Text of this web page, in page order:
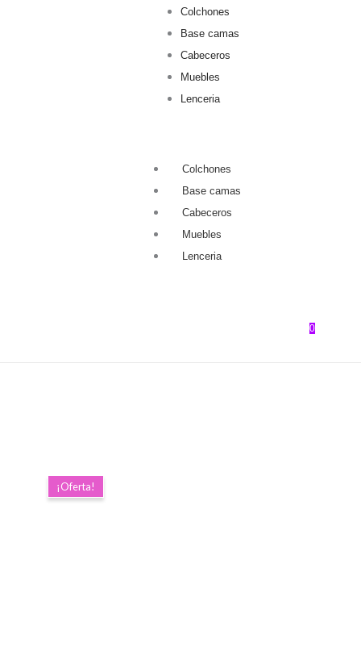
Colchones
Base camas
Cabeceros
Muebles
Lenceria
Colchones
Base camas
Cabeceros
Muebles
Lenceria
0
¡Oferta!